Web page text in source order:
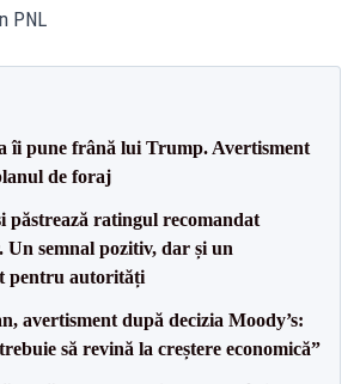
PNL
îi pune frână lui Trump. Avertisment
de foraj
păstrează ratingul recomandat
Un semnal pozitiv, dar și un
pentru autorități
avertisment după decizia Moody’s:
să revină la creștere economică”